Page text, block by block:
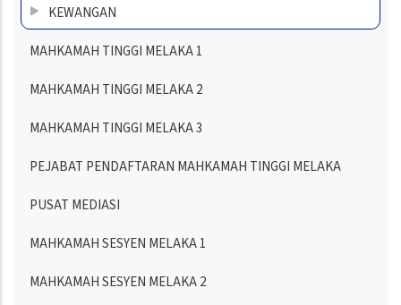
KEWANGAN
MAHKAMAH TINGGI MELAKA 1
MAHKAMAH TINGGI MELAKA 2
MAHKAMAH TINGGI MELAKA 3
PEJABAT PENDAFTARAN MAHKAMAH TINGGI MELAKA
PUSAT MEDIASI
MAHKAMAH SESYEN MELAKA 1
MAHKAMAH SESYEN MELAKA 2